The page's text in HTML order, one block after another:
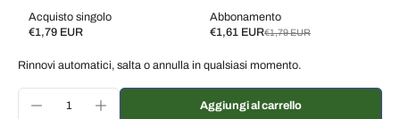
Acquisto singolo
€1,79 EUR
Abbonamento
€1,61 EUR€1,79 EUR
Subscribe and save
Consegna ogni 3 settimane, 7% di sconto
Rinnovi automatici, salta o annulla in qualsiasi momento.
Aggiungi al carrello